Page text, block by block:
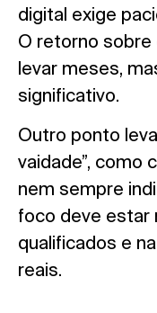
digital exige
O retorno sobre
levar meses,
significativo.
Outro ponto
vaidade”, como
nem sempre
foco deve estar
qualificados e
reais.